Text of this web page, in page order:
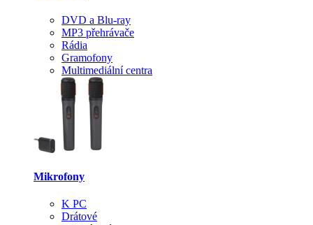
DVD a Blu-ray
MP3 přehrávače
Rádia
Gramofony
Multimediální centra
Mikrofony
K PC
Drátové